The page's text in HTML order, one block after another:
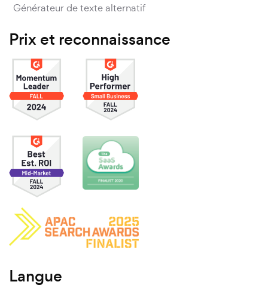
Générateur de texte alternatif
Prix et reconnaissance
Langue